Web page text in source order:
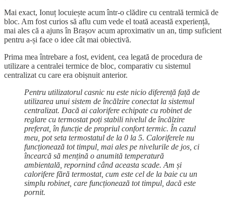
Mai exact, Ionuț locuiește acum într-o clădire cu centrală termică de
bloc. Am fost curios să aflu cum vede el toată această experiență,
mai ales că a ajuns în Brașov acum aproximativ un an, timp suficient
pentru a-și face o idee cât mai obiectivă.
Prima mea întrebare a fost, evident, cea legată de procedura de
utilizare a centralei termice de bloc, comparativ cu sistemul
centralizat cu care era obișnuit anterior.
Pentru utilizatorul casnic nu este nicio diferență față de
utilizarea unui sistem de încălzire conectat la sistemul
centralizat. Dacă ai calorifere echipate cu robinet de
reglare cu termostat poți stabili nivelul de încălzire
preferat, în funcție de propriul confort termic. În cazul
meu, pot seta termostatul de la 0 la 5. Caloriferele nu
funcționează tot timpul, mai ales pe nivelurile de jos, ci
încearcă să mențină o anumită temperatură
ambientală, repornind când aceasta scade. Am și
calorifere fără termostat, cum este cel de la baie cu un
simplu robinet, care funcționează tot timpul, dacă este
pornit.